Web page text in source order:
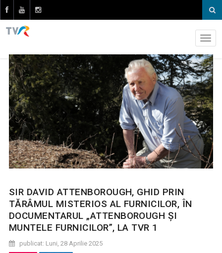
SIR DAVID ATTENBOROUGH, GHID PRIN
TĂRÂMUL MISTERIOS AL FURNICILOR, ÎN
DOCUMENTARUL „ATTENBOROUGH ŞI
MUNTELE FURNICILOR”, LA TVR 1
publicat: Luni, 28 Aprilie 2025